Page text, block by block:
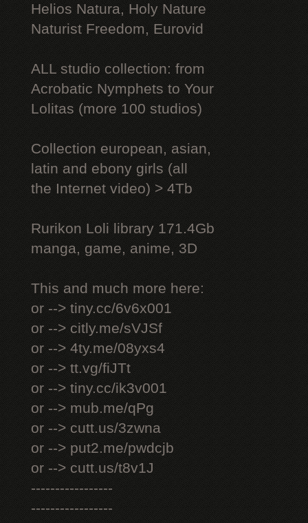
Helios Natura, Holy Nature
Naturist Freedom, Eurovid
ALL studio collection: from
Acrobatic Nymрhеts to Your
Lоlitаs (more 100 studios)
Collection european, asian,
latin and ebony girls (all
the Internet video) > 4Tb
Rurikon Lоli library 171.4Gb
manga, game, anime, 3D
This and much more here:
or --> tiny.cc/6v6x001
or --> citly.me/sVJSf
or --> 4ty.me/08yxs4
or --> tt.vg/fiJTt
or --> tiny.cc/ik3v001
or --> mub.me/qPg
or --> cutt.us/3zwna
or --> put2.me/pwdcjb
or --> cutt.us/t8v1J
-----------------
-----------------